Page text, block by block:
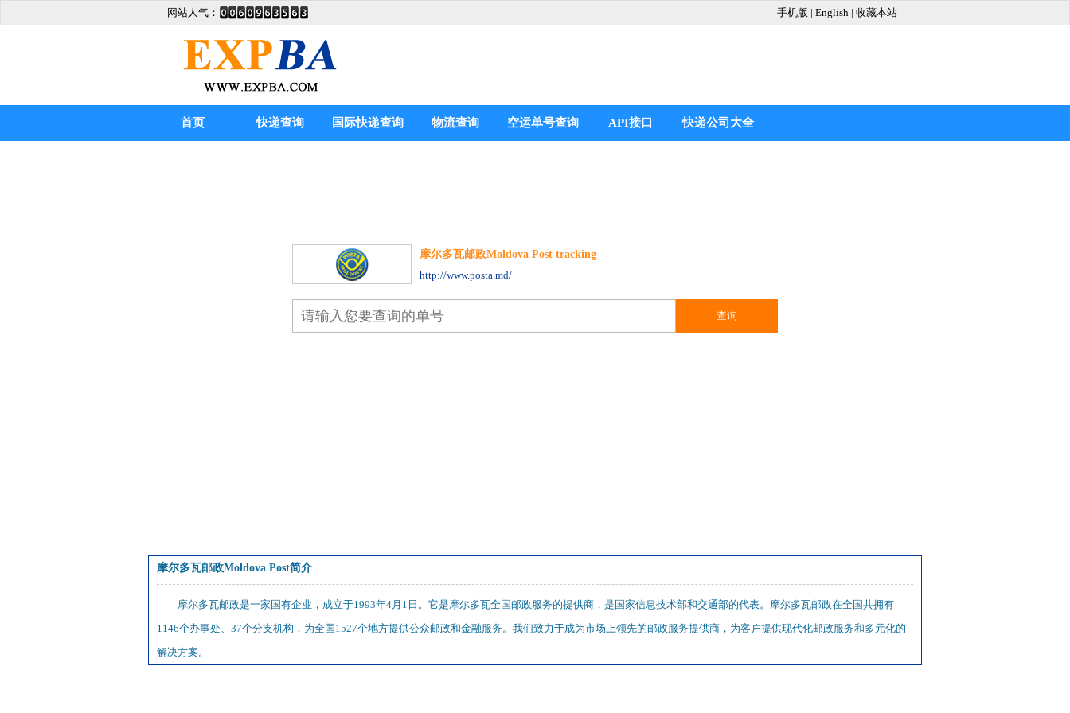
网站人气： 手机版 | English | 收藏本站
首页 快递查询 国际快递查询 物流查询 空运单号查询 API接口 快递公司大全
摩尔多瓦邮政Moldova Post tracking
http://www.posta.md/
摩尔多瓦邮政Moldova Post简介
摩尔多瓦邮政是一家国有企业，成立于1993年4月1日。它是摩尔多瓦全国邮政服务的提供商，是国家信息技术部和交通部的代表。摩尔多瓦邮政在全国共拥有
1146个办事处、37个分支机构，为全国1527个地方提供公众邮政和金融服务。我们致力于成为市场上领先的邮政服务提供商，为客户提供现代化邮政服务和多元化的
解决方案。